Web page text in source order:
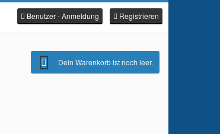
Benutzer - Anmeldung Registrieren
Dein Warenkorb ist noch leer.